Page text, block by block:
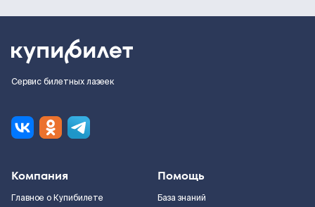
Сервис билетных лазеек
Компания
Главное о Купибилете
Помощь
База знаний